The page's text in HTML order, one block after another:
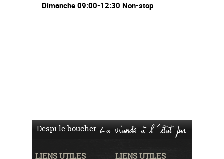
Dimanche 09:00-12:30 Non-stop
Despi le boucher La viande à l'état pur
LIENS UTILES LIENS UTILES